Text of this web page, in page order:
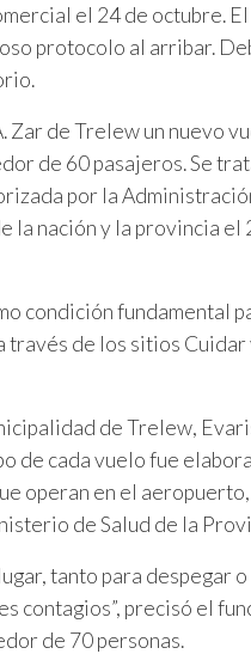
el 24 de octubre.
protocolo al arribar.
de Trelew un nuevo
de 60 pasajeros. Se
por la
la nación y la provincia el
condición fundamental
de los sitios Cuidar
de Trelew,
de cada vuelo fue
operan en el
de Salud de la
tanto para despegar
contagios”, precisó el
de 70 personas.